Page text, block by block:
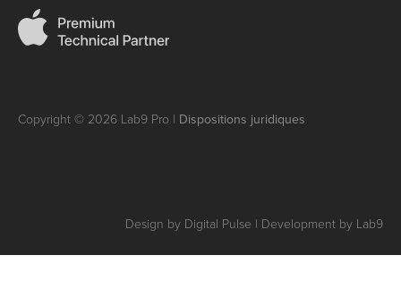
Copyright © 2026 Lab9 Pro | Dispositions juridiques
Design by Digital Pulse | Development by Lab9